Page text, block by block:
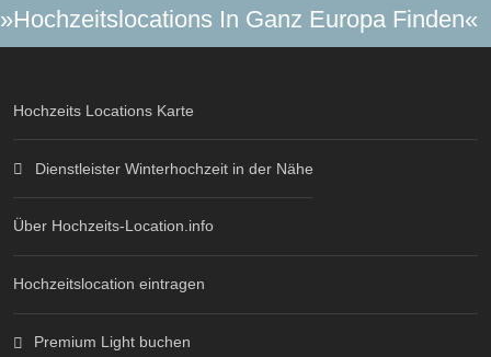
»Hochzeitslocations In Ganz Europa Finden«
Hochzeits Locations Karte
Dienstleister Winterhochzeit in der Nähe
Über Hochzeits-Location.info
Hochzeitslocation eintragen
Premium Light buchen